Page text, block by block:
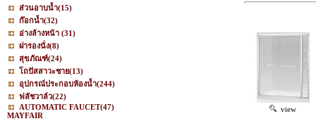
ส่วนอาบน้ำ(15)
ก๊อกน้ำ(32)
อ่างล้างหน้า (31)
ฝารองนั่ง(8)
สุขภัณฑ์(24)
โถปัสสาวะชาย(13)
อุปกรณ์ประกอบห้องน้ำ(244)
ฟลัชวาล์ว(22)
AUTOMATIC FAUCET(47)
MAYFAIR
view